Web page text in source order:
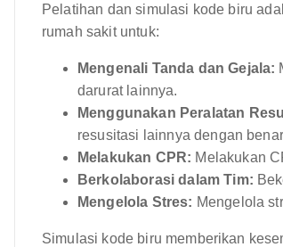
Pelatihan dan simulasi kode biru
rumah sakit untuk:
Mengenali Tanda dan Gejala:
darurat lainnya.
Menggunakan Peralatan
resusitasi lainnya dengan
Melakukan CPR: Melakukan
Berkolaborasi dalam Tim:
Mengelola Stres: Mengelola
Simulasi kode biru memberikan